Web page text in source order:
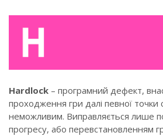
Hardlock – програмний дефект,
проходження гри далі певної точки
неможливим. Виправляється лише
прогресу, або перевстановленням